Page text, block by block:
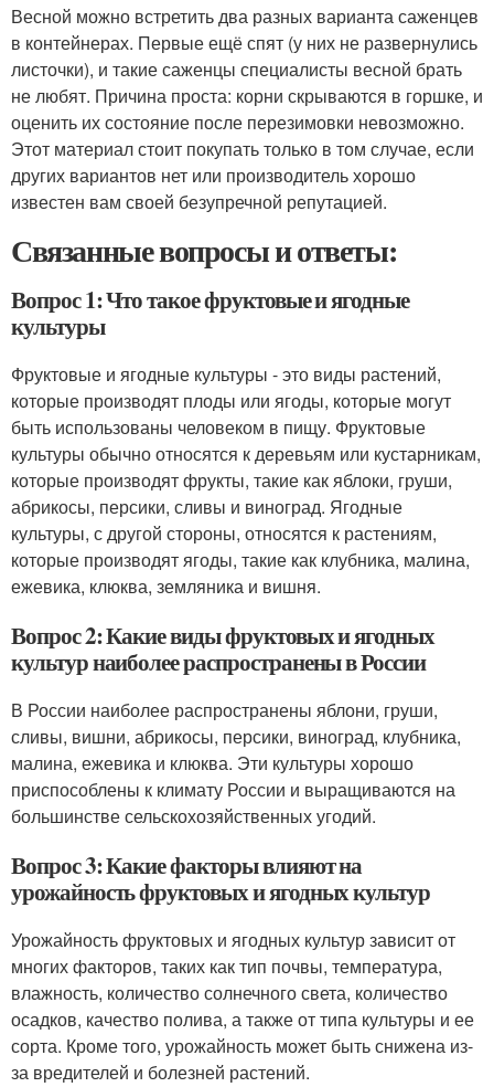
Весной можно встретить два разных варианта саженцев
в контейнерах. Первые ещё спят (у них не развернулись
листочки), и такие саженцы специалисты весной брать
не любят. Причина проста: корни скрываются в горшке, и
оценить их состояние после перезимовки невозможно.
Этот материал стоит покупать только в том случае, если
других вариантов нет или производитель хорошо
известен вам своей безупречной репутацией.
Связанные вопросы и ответы:
Вопрос 1: Что такое фруктовые и ягодные
культуры
Фруктовые и ягодные культуры - это виды растений,
которые производят плоды или ягоды, которые могут
быть использованы человеком в пищу. Фруктовые
культуры обычно относятся к деревьям или кустарникам,
которые производят фрукты, такие как яблоки, груши,
абрикосы, персики, сливы и виноград. Ягодные
культуры, с другой стороны, относятся к растениям,
которые производят ягоды, такие как клубника, малина,
ежевика, клюква, земляника и вишня.
Вопрос 2: Какие виды фруктовых и ягодных
культур наиболее распространены в России
В России наиболее распространены яблони, груши,
сливы, вишни, абрикосы, персики, виноград, клубника,
малина, ежевика и клюква. Эти культуры хорошо
приспособлены к климату России и выращиваются на
большинстве сельскохозяйственных угодий.
Вопрос 3: Какие факторы влияют на
урожайность фруктовых и ягодных культур
Урожайность фруктовых и ягодных культур зависит от
многих факторов, таких как тип почвы, температура,
влажность, количество солнечного света, количество
осадков, качество полива, а также от типа культуры и ее
сорта. Кроме того, урожайность может быть снижена из-
за вредителей и болезней растений.